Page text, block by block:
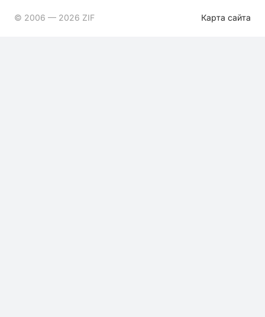
© 2006 — 2026 ZIF Карта сайта